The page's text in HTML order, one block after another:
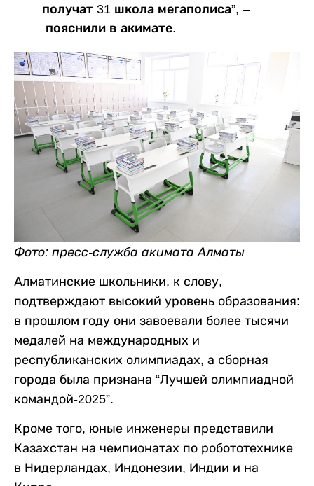
получат 31 школа мегаполиса”, –
пояснили в акимате.
Фото: пресс-служба акимата Алматы
Алматинские школьники, к слову,
подтверждают высокий уровень образования:
в прошлом году они завоевали более тысячи
медалей на международных и
республиканских олимпиадах, а сборная
города была признана “Лучшей олимпиадной
командой-2025”.
Кроме того, юные инженеры представили
Казахстан на чемпионатах по робототехнике
в Нидерландах, Индонезии, Индии и на